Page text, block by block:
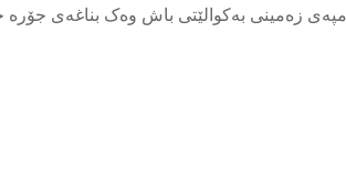
زەمینی بەکوالێتی باش وەک بناغەی جۆرە